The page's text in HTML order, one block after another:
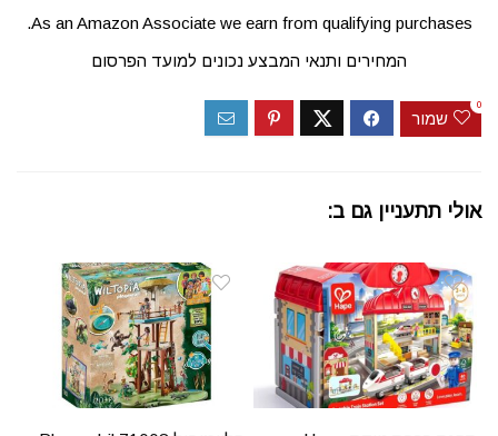
As an Amazon Associate we earn from qualifying purchases.
המחירים ותנאי המבצע נכונים למועד הפרסום
שמור
0
אולי תתעניין גם ב: